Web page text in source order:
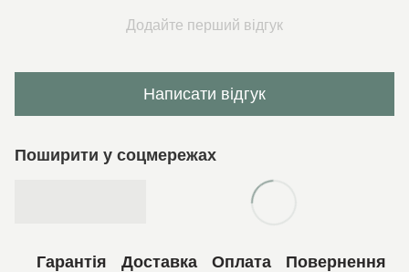
Додайте перший відгук
Написати відгук
Поширити у соцмережах
Гарантія Доставка Оплата Повернення